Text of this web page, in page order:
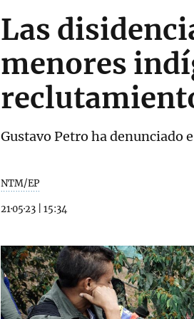
Las
menores
Gustavo Petro ha
NTM/EP
21·05·23 15:34